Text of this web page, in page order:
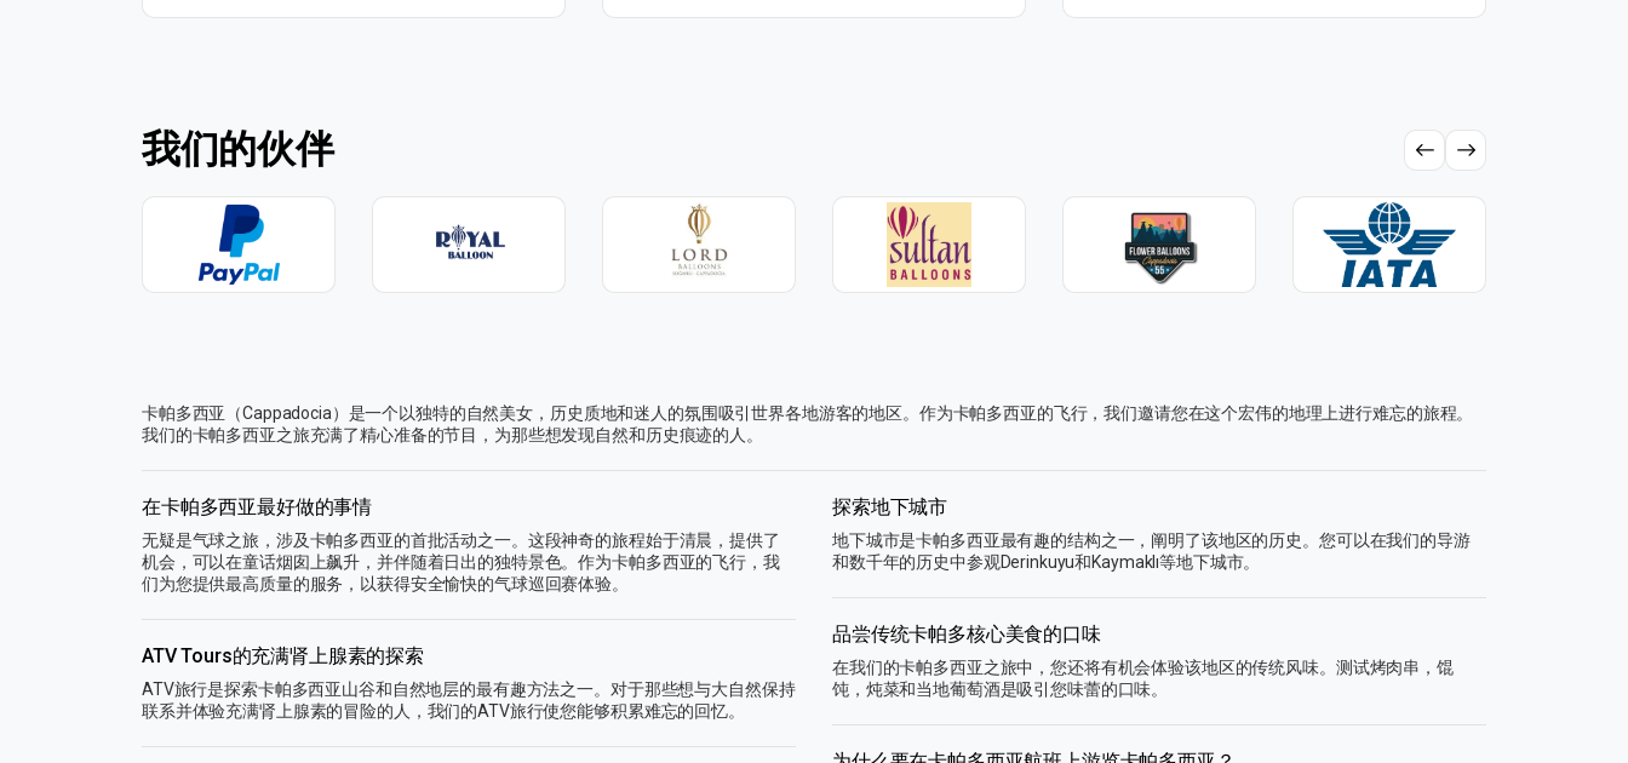
我们的伙伴
卡帕多西亚（Cappadocia）是一个以独特的自然美女，历史质地和迷人的氛围吸引世界各地游客的地区。作为卡帕多西亚的飞行，我们邀请您在这个宏伟的地理上进行难忘的旅程。
我们的卡帕多西亚之旅充满了精心准备的节目，为那些想发现自然和历史痕迹的人。
在卡帕多西亚最好做的事情
无疑是气球之旅，涉及卡帕多西亚的首批活动之一。这段神奇的旅程始于清晨，提供了
机会，可以在童话烟囱上飙升，并伴随着日出的独特景色。作为卡帕多西亚的飞行，我
们为您提供最高质量的服务，以获得安全愉快的气球巡回赛体验。
ATV Tours的充满肾上腺素的探索
ATV旅行是探索卡帕多西亚山谷和自然地层的最有趣方法之一。对于那些想与大自然保持
联系并体验充满肾上腺素的冒险的人，我们的ATV旅行使您能够积累难忘的回忆。
探索地下城市
地下城市是卡帕多西亚最有趣的结构之一，阐明了该地区的历史。您可以在我们的导游
和数千年的历史中参观Derinkuyu和Kaymaklı等地下城市。
品尝传统卡帕多核心美食的口味
在我们的卡帕多西亚之旅中，您还将有机会体验该地区的传统风味。测试烤肉串，馄
饨，炖菜和当地葡萄酒是吸引您味蕾的口味。